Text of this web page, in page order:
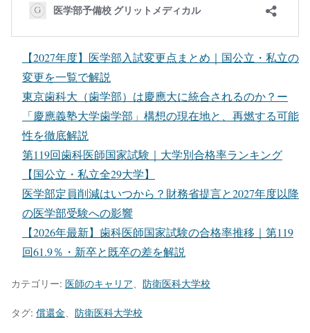
【2027年度】医学部入試変更点まとめ｜国公立・私立の
変更を一覧で解説
東京歯科大（歯学部）は慶應大に統合されるのか？ー
「慶應義塾大学歯学部」構想の現在地と、再燃する可能
性を徹底解説
第119回歯科医師国家試験｜大学別合格率ランキング
【国公立・私立全29大学】
医学部定員削減はいつから？財務省提言と2027年度以降
の医学部受験への影響
【2026年最新】歯科医師国家試験の合格率推移｜第119
回61.9％・新卒と既卒の差を解説
カテゴリー: 医師のキャリア 防衛医科大学校
タグ: 償還金 防衛医科大学校